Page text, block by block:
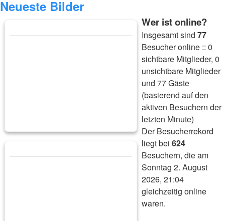
Neueste Bilder
Wer ist online?
Insgesamt sind 77
Besucher online :: 0
sichtbare Mitglieder, 0
unsichtbare Mitglieder
und 77 Gäste
(basierend auf den
aktiven Besuchern der
letzten Minute)
Der Besucherrekord
liegt bei 624
Besuchern, die am
Sonntag 2. August
2026, 21:04
gleichzeitig online
waren.